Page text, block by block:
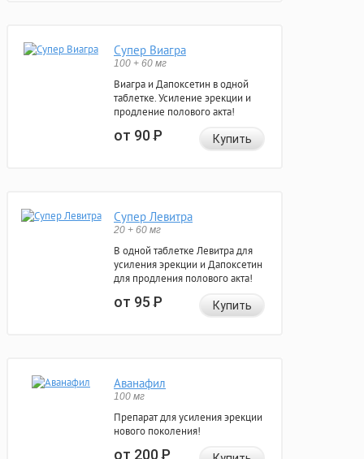
Супер Виагра
100 + 60 мг
Виагра и Дапоксетин в одной
таблетке. Усиление эрекции и
продление полового акта!
от 90Р Купить
Супер Левитра
20 + 60 мг
В одной таблетке Левитра для
усиления эрекции и Дапоксетин
для продления полового акта!
от 95Р Купить
Аванафил
100 мг
Препарат для усиления эрекции
нового поколения!
от 200Р